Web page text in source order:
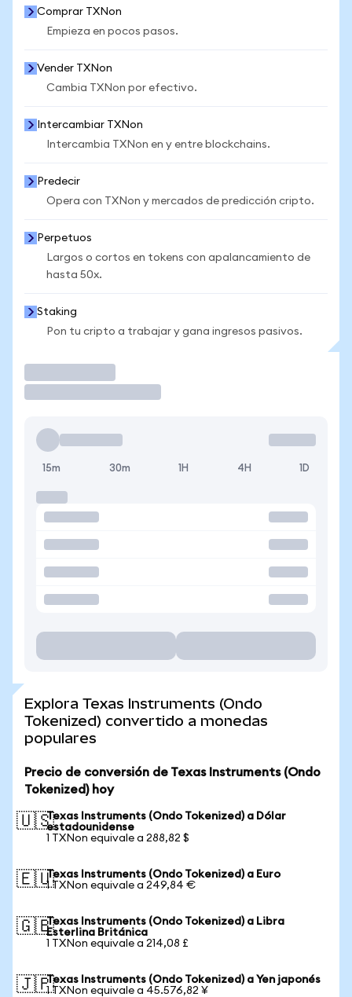
Comprar TXNon
Empieza en pocos pasos.
Vender TXNon
Cambia TXNon por efectivo.
Intercambiar TXNon
Intercambia TXNon en y entre blockchains.
Predecir
Opera con TXNon y mercados de predicción cripto.
Perpetuos
Largos o cortos en tokens con apalancamiento de
hasta 50x.
Staking
Pon tu cripto a trabajar y gana ingresos pasivos.
15m 30m 1H 4H 1D
Explora Texas Instruments (Ondo
Tokenized) convertido a monedas
populares
Precio de conversión de Texas Instruments (Ondo
Tokenized) hoy
🇺🇸Texas Instruments (Ondo Tokenized) a Dólar
estadounidense
1 TXNon equivale a 288,82 $
🇪🇺Texas Instruments (Ondo Tokenized) a Euro
1 TXNon equivale a 249,84 €
🇬🇧Texas Instruments (Ondo Tokenized) a Libra
Esterlina Británica
1 TXNon equivale a 214,08 £
🇯🇵Texas Instruments (Ondo Tokenized) a Yen japonés
1 TXNon equivale a 45.576,82 ¥